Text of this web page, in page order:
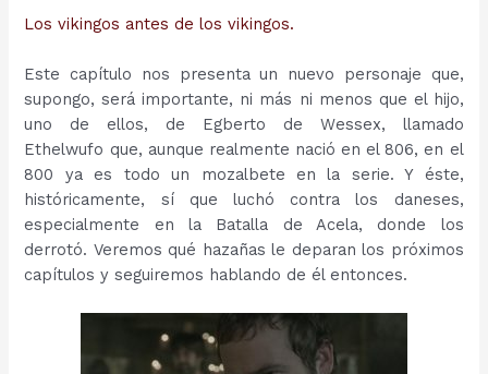
Los vikingos antes de los vikingos.
Este capítulo nos presenta un nuevo personaje que,
supongo, será importante, ni más ni menos que el hijo,
uno de ellos, de Egberto de Wessex, llamado
Ethelwufo que, aunque realmente nació en el 806, en el
800 ya es todo un mozalbete en la serie. Y éste,
históricamente, sí que luchó contra los daneses,
especialmente en la Batalla de Acela, donde los
derrotó. Veremos qué hazañas le deparan los próximos
capítulos y seguiremos hablando de él entonces.